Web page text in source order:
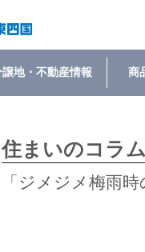
譲地・不動産情報 商
住まいのコラム
「ジメジメ梅雨